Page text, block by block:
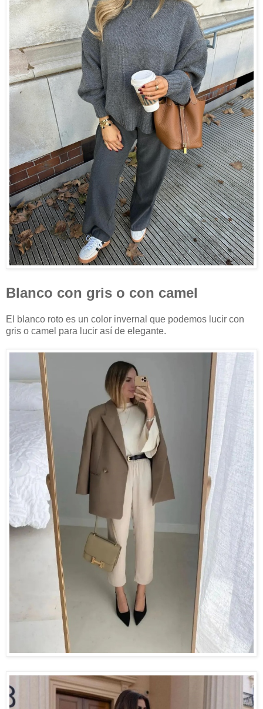
Blanco con gris o con camel
El blanco roto es un color invernal que podemos lucir con
gris o camel para lucir así de elegante.